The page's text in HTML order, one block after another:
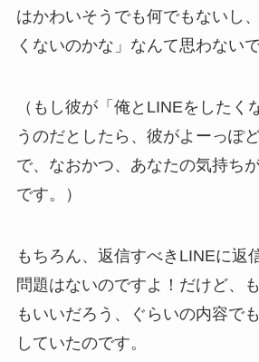
はかわいそうでも何でもないし
くないのかな」なんて思わないで
（もし彼が「俺とLINEをしたく
うのだとしたら、彼がよーっぽ
で、なおかつ、あなたの気持ち
です。）
もちろん、返信すべきLINEに返
問題はないのですよ！だけど、
もいいだろう、ぐらいの内容で
していたのです。